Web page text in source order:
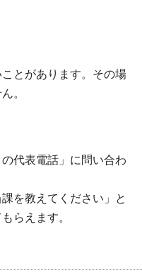
とがあります。その場
。
代表電話」に問い合わ
を教えてください」と
らえます。